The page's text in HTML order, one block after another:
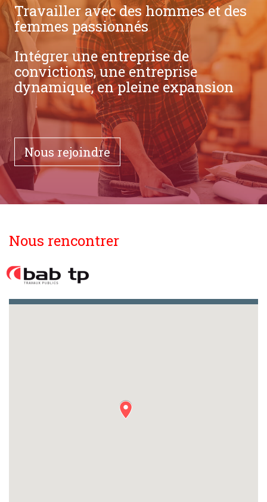
Travailler avec des hommes et des
femmes passionnés
Intégrer une entreprise de
convictions, une entreprise
dynamique, en pleine expansion
Nous rejoindre
Nous rencontrer